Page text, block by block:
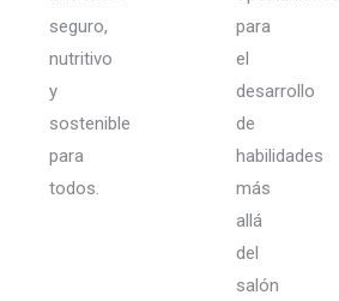
seguro,
nutritivo
y
sostenible
para
todos.
para
el
desarrollo
de
habilidades
más
allá
del
salón